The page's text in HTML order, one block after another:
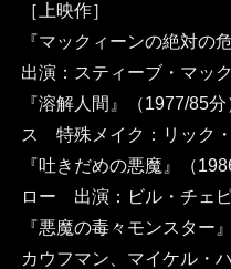
［上映作］
『マックィーンの絶対の
出演：スティーブ・マッ
『溶解人間』（1977/85
ス 特殊メイク：リック
『吐きだめの悪魔』（
ロー 出演：ビル・チェ
『悪魔の毒々モンスター
カウフマン、マイケル・